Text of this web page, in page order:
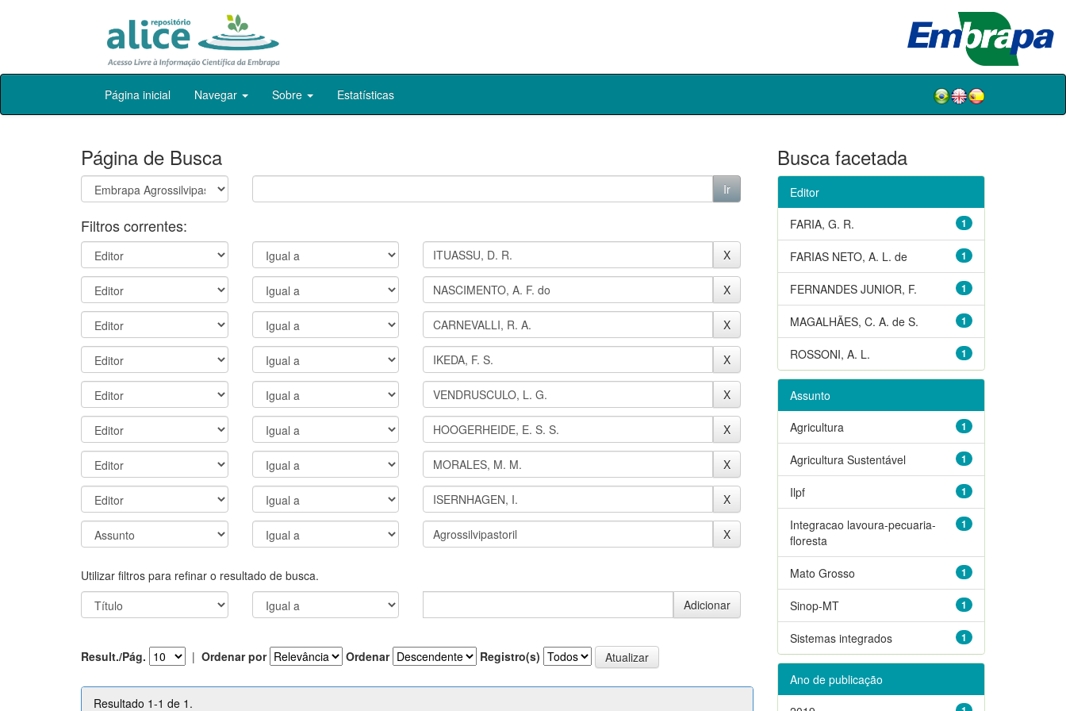
Skip
Página inicial Navegar Sobre Estatísticas
Página de Busca
Filtros correntes:
Utilizar filtros para refinar o resultado de busca.
Result./Pág. | Ordenar por Ordenar Registro(s)
Resultado 1-1 de 1.
Busca facetada
Editor
1
FARIA, G. R.
1
FARIAS NETO, A. L. de
1
FERNANDES JUNIOR, F.
1
MAGALHÃES, C. A. de S.
1
ROSSONI, A. L.
Assunto
1
Agricultura
1
Agricultura Sustentável
1
Ilpf
1
Integracao lavoura-pecuaria-
floresta
1
Mato Grosso
1
Sinop-MT
1
Sistemas integrados
Ano de publicação